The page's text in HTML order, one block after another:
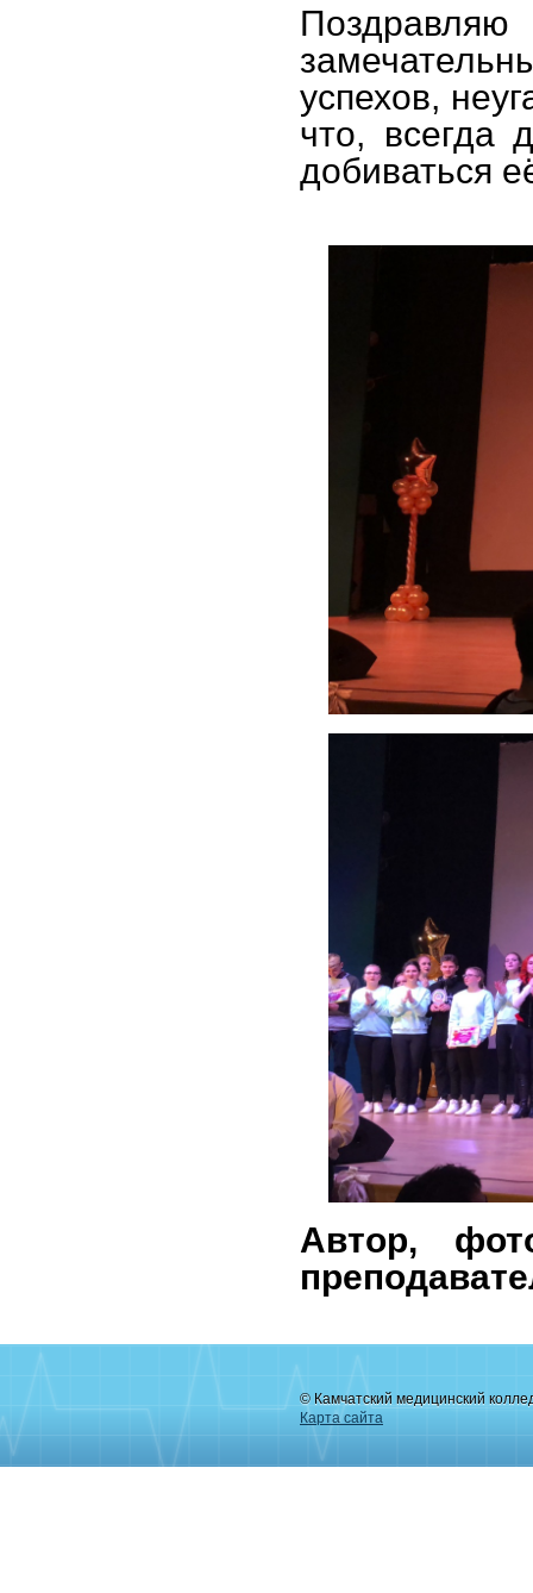
успехов,
что, всегда
добиваться
Автор,
© Камчатский медицинский
Карта сайта